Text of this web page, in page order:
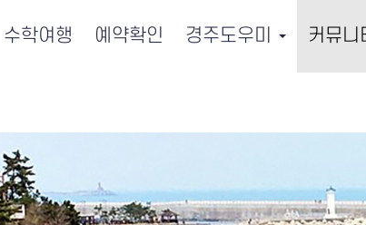
수학여행 예약확인 경주도우미 커뮤니